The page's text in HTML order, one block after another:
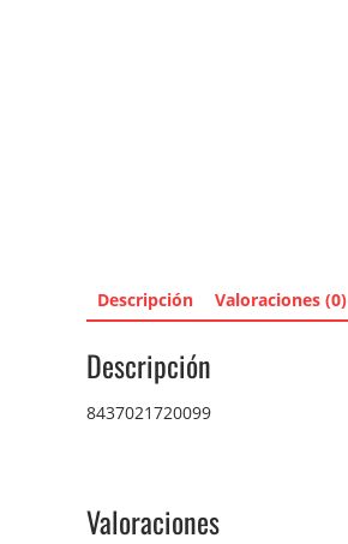
Descripción Valoraciones (0)
Descripción
8437021720099
Valoraciones